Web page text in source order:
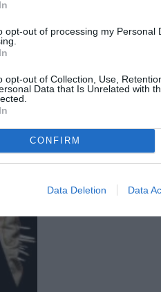
opt-out of processing my Personal
opt-out of Collection, Use,
Data that Is Unrelated with
CONFIRM
Data Deletion Data
Μια άλλη
σκηνοθεσία
Στο πλαίσιο της
«Μια άλλη Θήβα»